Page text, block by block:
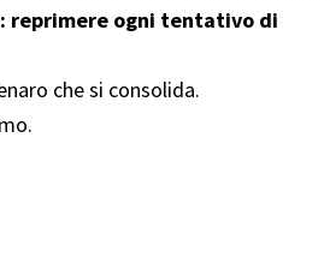
reprimere ogni tentativo di
che si consolida.